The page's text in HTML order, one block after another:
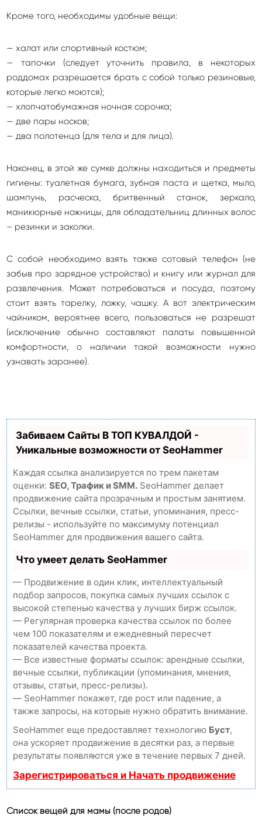
Кроме того, необходимы удобные вещи:
— халат или спортивный костюм;
— тапочки (следует уточнить правила, в некоторых
роддомах разрешается брать с собой только резиновые,
которые легко моются);
— хлопчатобумажная ночная сорочка;
— две пары носков;
— два полотенца (для тела и для лица).
Наконец, в этой же сумке должны находиться и предметы
гигиены: туалетная бумага, зубная паста и щетка, мыло,
шампунь, расческа, бритвенный станок, зеркало,
маникюрные ножницы, для обладательниц длинных волос
– резинки и заколки.
С собой необходимо взять также сотовый телефон (не
забыв про зарядное устройство) и книгу или журнал для
развлечения. Может потребоваться и посуда, поэтому
стоит взять тарелку, ложку, чашку. А вот электрическим
чайником, вероятнее всего, пользоваться не разрешат
(исключение обычно составляют палаты повышенной
комфортности, о наличии такой возможности нужно
узнавать заранее).
Забиваем Сайты В ТОП КУВАЛДОЙ -
Уникальные возможности от SeoHammer
Каждая ссылка анализируется по трем пакетам
оценки: SEO, Трафик и SMM. SeoHammer делает
продвижение сайта прозрачным и простым занятием.
Ссылки, вечные ссылки, статьи, упоминания, пресс-
релизы - используйте по максимуму потенциал
SeoHammer для продвижения вашего сайта.
Что умеет делать SeoHammer
— Продвижение в один клик, интеллектуальный
подбор запросов, покупка самых лучших ссылок с
высокой степенью качества у лучших бирж ссылок.
— Регулярная проверка качества ссылок по более
чем 100 показателям и ежедневный пересчет
показателей качества проекта.
— Все известные форматы ссылок: арендные ссылки,
вечные ссылки, публикации (упоминания, мнения,
отзывы, статьи, пресс-релизы).
— SeoHammer покажет, где рост или падение, а
также запросы, на которые нужно обратить внимание.
SeoHammer еще предоставляет технологию Буст,
она ускоряет продвижение в десятки раз, а первые
результаты появляются уже в течение первых 7 дней.
Зарегистрироваться и Начать продвижение
Список вещей для мамы (после родов)